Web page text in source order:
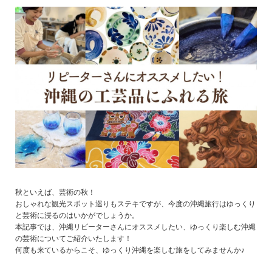
秋といえば、芸術の秋！
おしゃれな観光スポット巡りもステキですが、今度の沖縄旅行はゆっくり
と芸術に浸るのはいかがでしょうか。
本記事では、沖縄リピーターさんにオススメしたい、ゆっくり楽しむ沖縄
の芸術についてご紹介いたします！
何度も来ているからこそ、ゆっくり沖縄を楽しむ旅をしてみませんか♪